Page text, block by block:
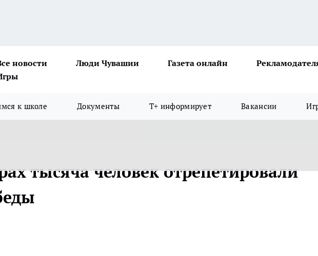
новости Люди Чувашии Газета онлайн
к школе Документы Т+ информирует Вакансии
тысяча человек отрепетировали